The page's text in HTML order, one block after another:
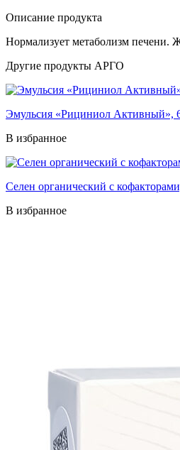
Описание продукта
Нормализует метаболизм печени.
Другие продукты АРГО
Эмульсия «Рициниол Активный»,
В избранное
Селен органический с
В избранное